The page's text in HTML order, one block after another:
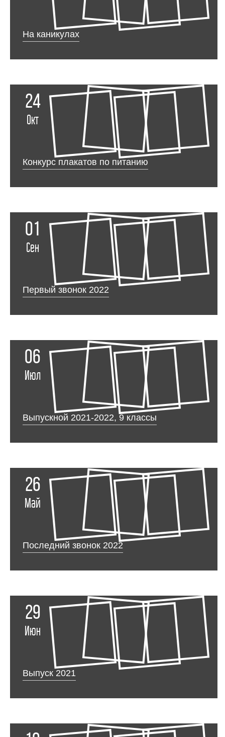
На каникулах
24
Окт
Конкурс плакатов по питанию
01
Сен
Первый звонок 2022
06
Июл
Выпускной 2021-2022, 9 классы
26
Май
Последний звонок 2022
29
Июн
Выпуск 2021